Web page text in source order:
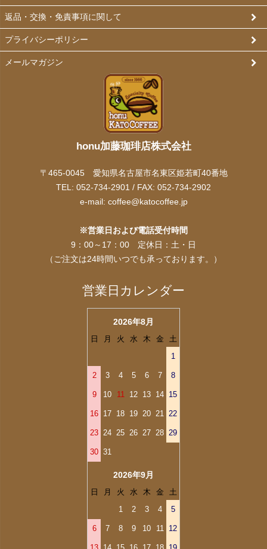
honu加藤珈琲店株式会社
〒465-0045 愛知県名古屋市名東区姫若町40番地
TEL: 052-734-2901 / FAX: 052-734-2902
e-mail: coffee@katocoffee.jp
※営業日および電話受付時間
9：00～17：00 定休日：土・日
（ご注文は24時間いつでも承っております。）
営業日カレンダー
2026年8月
日 月 火 水 木 金
土
1
2 3 4 5 6 7 8
9 10 11 12 13 14 15
16 17 18 19 20 21 22
23 24 25 26 27 28 29
30 31
2026年9月
日 月 火 水 木 金
土
1
2 3 4 5
6 7 8 9 10 11 12
返品・交換・免責事項に関して
プライバシーポリシー
メールマガジン